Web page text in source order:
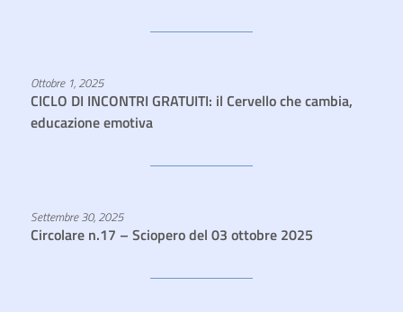
Ottobre 1, 2025
CICLO DI INCONTRI GRATUITI: il Cervello che cambia,
educazione emotiva
Settembre 30, 2025
Circolare n.17 – Sciopero del 03 ottobre 2025